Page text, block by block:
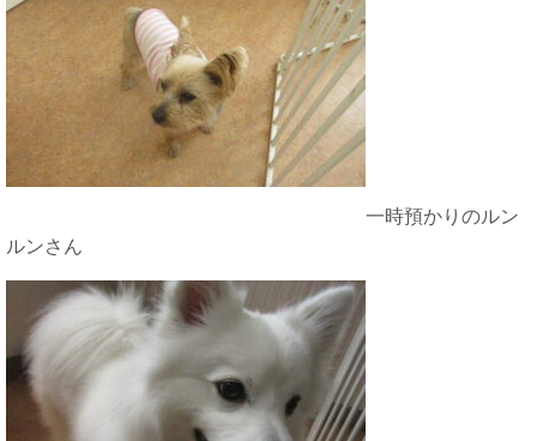
一時預かりのルン
ルンさん